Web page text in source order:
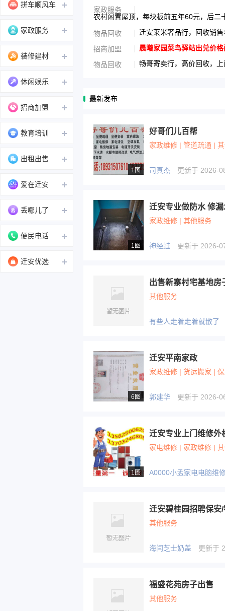
拼车顺风车
家政服务
装修建材
休闲娱乐
招商加盟
教育培训
出租出售
爱在迁安
丢哪儿了
便民电话
迁安优选
家政服务
农村闲置屋顶，每块板前五年60元，后
物品回收 迁安莱米奢品行，回收销
招商加盟 晨曦家园菜鸟驿站出兑价
物品回收 畅哥寄卖行，高价回收，
最新发布
1图
好哥们儿百帮
家政维修 | 管道疏通 |
司真杰 更新于 2026-
1图
迁安专业做防水 修
家政维修 | 其他服务
神经蛙 更新于 2026-
出售新寨村宅基地房
其他服务
有些人走着走着就散了
6图
迁安平南家政
家政维修 | 货运搬家 |
郭建华 更新于 2026-
1图
迁安专业上门维修外
家电维修 | 家政维修 |
A0000小孟家电电脑维
迁安碧桂园招聘保安
其他服务
海闫芝士奶盖 更新于
福盛花苑房子出售
其他服务